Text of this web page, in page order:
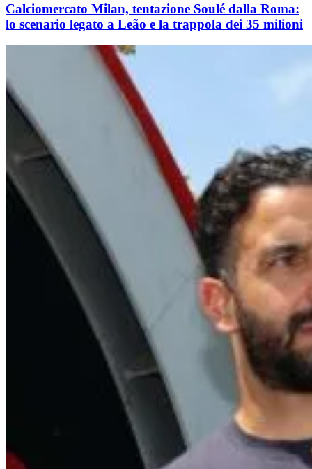
Calciomercato Milan, tentazione Soulé dalla Roma:
lo scenario legato a Leão e la trappola dei 35 milioni